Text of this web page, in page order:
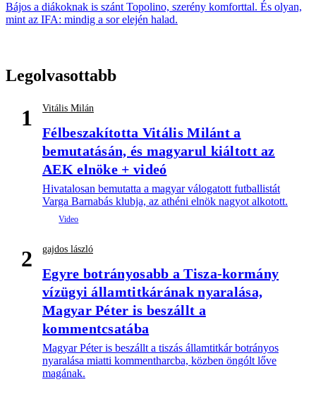
Bájos a diákoknak is szánt Topolino, szerény komforttal. És olyan,
mint az IFA: mindig a sor elején halad.
Legolvasottabb
1 Vitális Milán
Félbeszakította Vitális Milánt a
bemutatásán, és magyarul kiáltott az
AEK elnöke + videó
Hivatalosan bemutatta a magyar válogatott futballistát
Varga Barnabás klubja, az athéni elnök nagyot alkotott.
2 gajdos lászló
Egyre botrányosabb a Tisza-kormány
vízügyi államtitkárának nyaralása,
Magyar Péter is beszállt a
kommentcsatába
Magyar Péter is beszállt a tiszás államtitkár botrányos
nyaralása miatti kommentharcba, közben öngólt lőve
magának.